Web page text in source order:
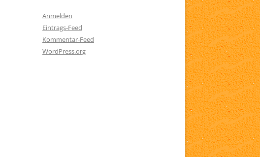
Anmelden
Eintrags-Feed
Kommentar-Feed
WordPress.org